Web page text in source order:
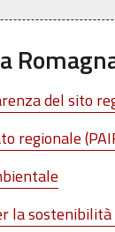
del sito
regionale
la